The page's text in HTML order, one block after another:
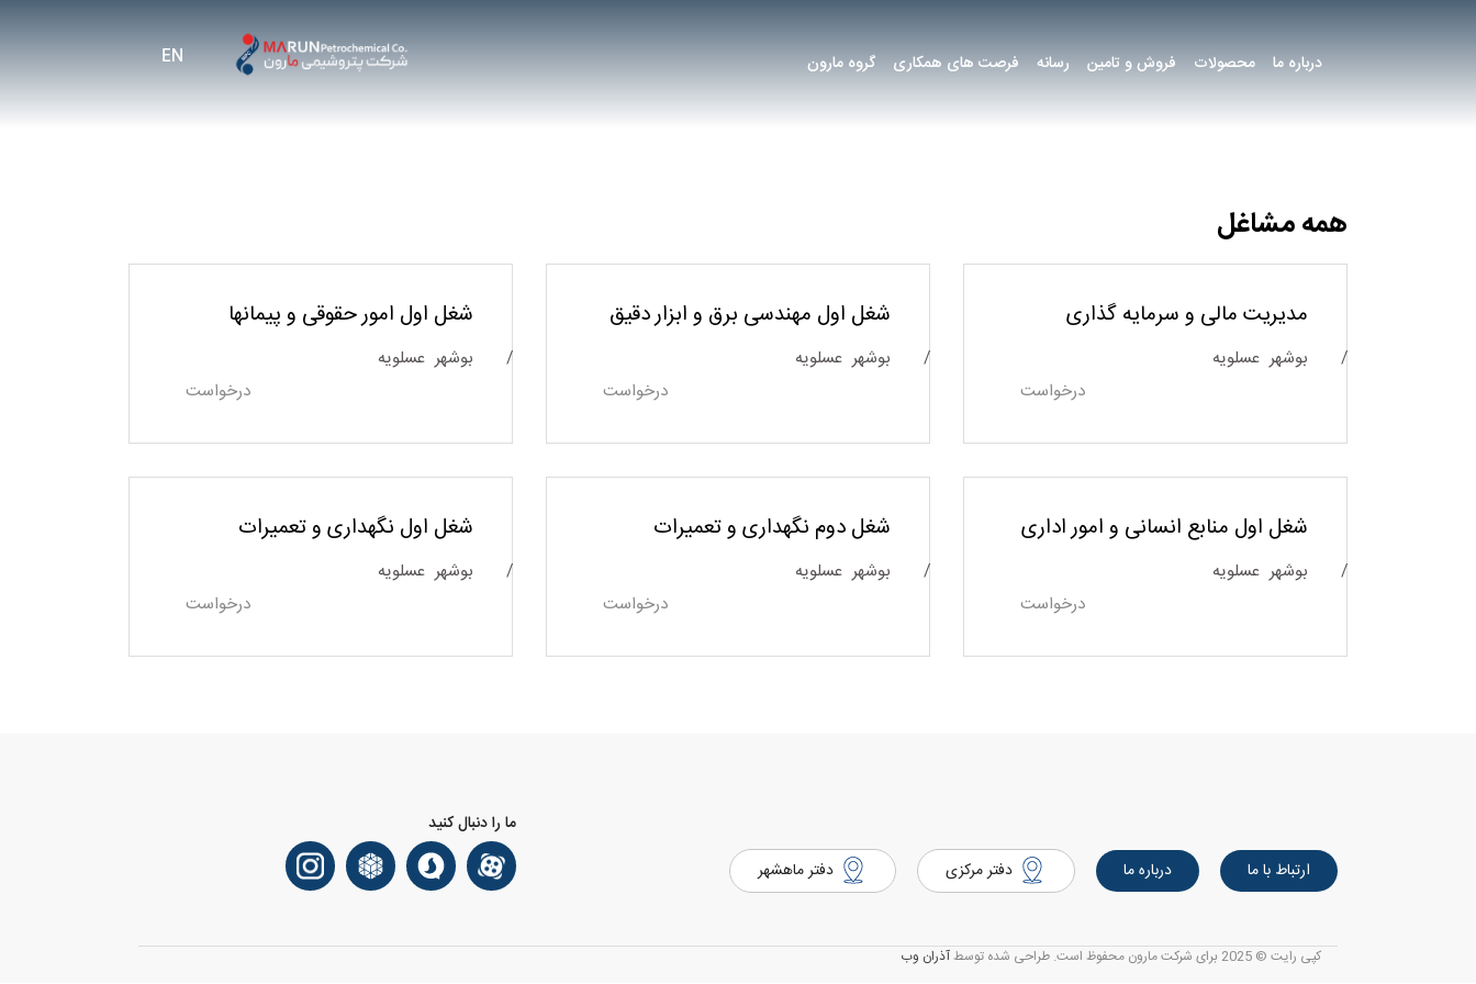
درباره ما محصولات فروش و تامین رسانه فرصت های همکاری گروه مارون
همه مشاغل
مدیریت مالی و سرمایه گذاری
بوشهر عسلویه
درخواست
شغل اول مهندسی برق و ابزار دقیق
بوشهر عسلویه
درخواست
شغل اول امور حقوقی و پیمانها
بوشهر عسلویه
درخواست
شغل اول منابع انسانی و امور اداری
بوشهر عسلویه
درخواست
شغل دوم نگهداری و تعمیرات
بوشهر عسلویه
درخواست
شغل اول نگهداری و تعمیرات
بوشهر عسلویه
درخواست
ارتباط با ما درباره ما دفتر مرکزی دفتر ماهشهر
ما را دنبال کنید
کپی رایت © 2025 برای شرکت مارون محفوظ است. طراحی شده توسط آذران وب